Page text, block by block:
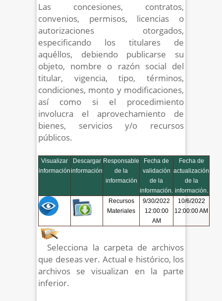
Las concesiones, contratos,
convenios, permisos, licencias o
autorizaciones otorgados,
especificando los titulares de
aquéllos, debiendo publicarse su
objeto, nombre o razón social del
titular, vigencia, tipo, términos,
condiciones, monto y modificaciones,
así como si el procedimiento
involucra el aprovechamiento de
bienes, servicios y/o recursos
públicos.
Visualizar
información
Descargar
información
Responsable
de la
información
Fecha de
validación
de la
información.
Fecha de
actualización
de la
información.
Recursos
Materiales
9/30/2022
12:00:00
AM
10/6/2022
12:00:00 AM
Selecciona la carpeta de archivos
que deseas ver. Actual e histórico, los
archivos se visualizan en la parte
inferior.